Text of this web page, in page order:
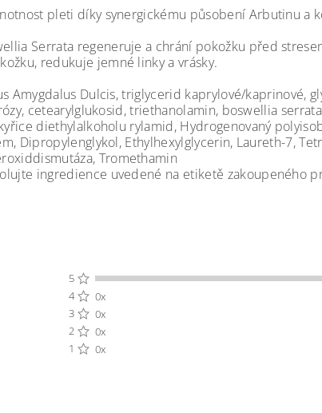
pleti díky synergickému působení Arbutinu a
Serrata regeneruje a chrání pokožku před
redukuje jemné linky a vrásky.
Amygdalus Dulcis, triglycerid kaprylové/kaprinové,
cetearylglukosid, triethanolamin, boswellia
diethylalkoholu rylamid, Hydrogenovaný
Dipropylenglykol, Ethylhexylglycerin, Laureth-7,
Tromethamin
ingredience uvedené na etiketě zakoupeného
5
4
0x
3
0x
2
0x
1
0x